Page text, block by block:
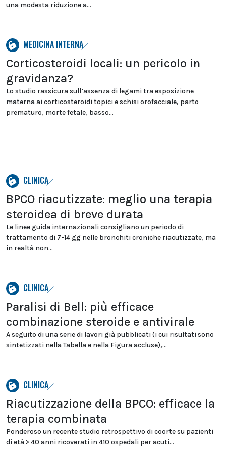
una modesta riduzione a...
MEDICINA INTERNA
Corticosteroidi locali: un pericolo in
gravidanza?
Lo studio rassicura sull’assenza di legami tra esposizione
materna ai corticosteroidi topici e schisi orofacciale, parto
prematuro, morte fetale, basso...
CLINICA
BPCO riacutizzate: meglio una terapia
steroidea di breve durata
Le linee guida internazionali consigliano un periodo di
trattamento di 7-14 gg nelle bronchiti croniche riacutizzate, ma
in realtà non...
CLINICA
Paralisi di Bell: più efficace
combinazione steroide e antivirale
A seguito di una serie di lavori già pubblicati (i cui risultati sono
sintetizzati nella Tabella e nella Figura accluse),...
CLINICA
Riacutizzazione della BPCO: efficace la
terapia combinata
Ponderoso un recente studio retrospettivo di coorte su pazienti
di età > 40 anni ricoverati in 410 ospedali per acuti...